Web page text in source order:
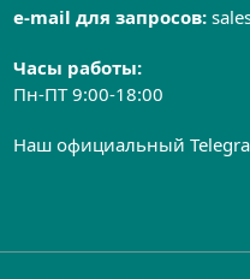
e-mail для запросов:
Часы работы:
Пн-ПТ 9:00-18:00
Наш официальный